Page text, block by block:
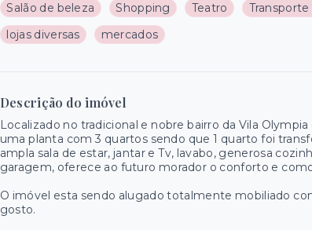
Salão de beleza
Shopping Teatro
lojas diversas
mercados
Descrição do imóvel
Localizado no tradicional e nobre bairro da Vila
uma planta com 3 quartos sendo que 1 quarto foi
ampla sala de estar, jantar e Tv, lavabo, generosa
garagem, oferece ao futuro morador o conforto e
O imóvel esta sendo alugado totalmente mobiliado
gosto.